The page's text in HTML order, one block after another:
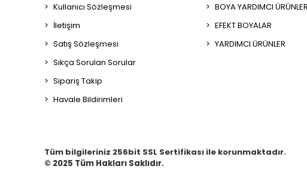
Kullanıcı Sözleşmesi
İletişim
Satış Sözleşmesi
Sıkça Sorulan Sorular
Sipariş Takip
Havale Bildirimleri
BOYA YARDIMCI ÜRÜNLER
EFEKT BOYALAR
YARDIMCI ÜRÜNLER
Tüm bilgileriniz 256bit SSL Sertifikası ile korunmaktadır.
© 2025 Tüm Hakları Saklıdır.